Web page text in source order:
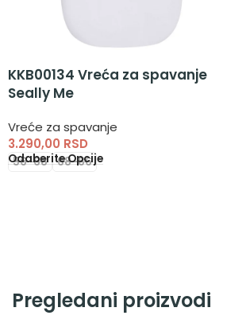
KKB00134 Vreća za spavanje
Seally Me
Vreće za spavanje
3.290,00 RSD
Odaberite Opcije
56-68 68-86
Pregledani proizvodi